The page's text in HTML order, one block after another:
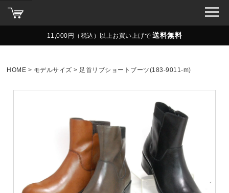
11,000円（税込）以上お買い上げで 送料無料
HOME モデルサイズ 足首リブショートブーツ(183-9011-m)